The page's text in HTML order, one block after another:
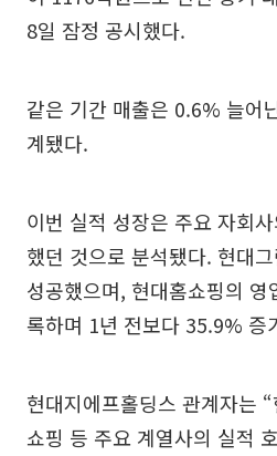
8일 잠정 공시했다.
같은 기간 매출은 0.6% 늘어
계됐다.
이번 실적 성장은 주요 자회
했던 것으로 분석됐다. 현대
성공했으며, 현대홈쇼핑의
록하며 1년 전보다 35.9% 증
현대지에프홀딩스 관계자는
쇼핑 등 주요 계열사의 실적